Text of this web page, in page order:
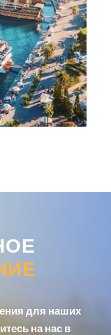
для наших
на нас в